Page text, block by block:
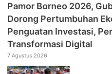
Pamor Borneo 2026,
Dorong Pertumbuhan
Penguatan Investasi,
Transformasi Digital
7 Agustus 2026